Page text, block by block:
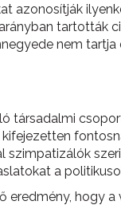
tartották
nem tartja
társadalmi
a
hogy